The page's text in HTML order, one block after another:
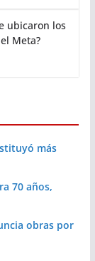
ubicaron los
Meta?
más
70 años,
obras por